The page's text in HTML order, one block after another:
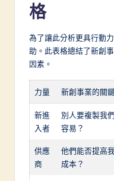
格
為了讓此分析更具行動
助。此表格總結了新創
因素。
力量 新創事業的關
新進
入者
別人要複製我
容易？
供應
商
他們能否提高
成本？